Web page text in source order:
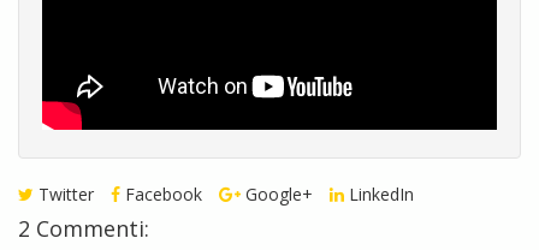
Twitter Facebook Google+ LinkedIn
2 Commenti: